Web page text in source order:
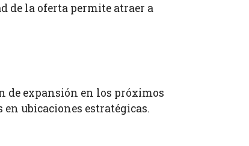
de la oferta permite atraer a
de expansión en los próximos
ubicaciones estratégicas.